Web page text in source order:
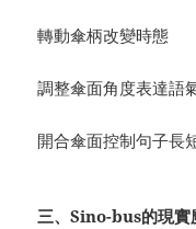
轉動傘柄改變時態
調整傘面角度表達語
開合傘面控制句子長
三、Sino-bus的現實